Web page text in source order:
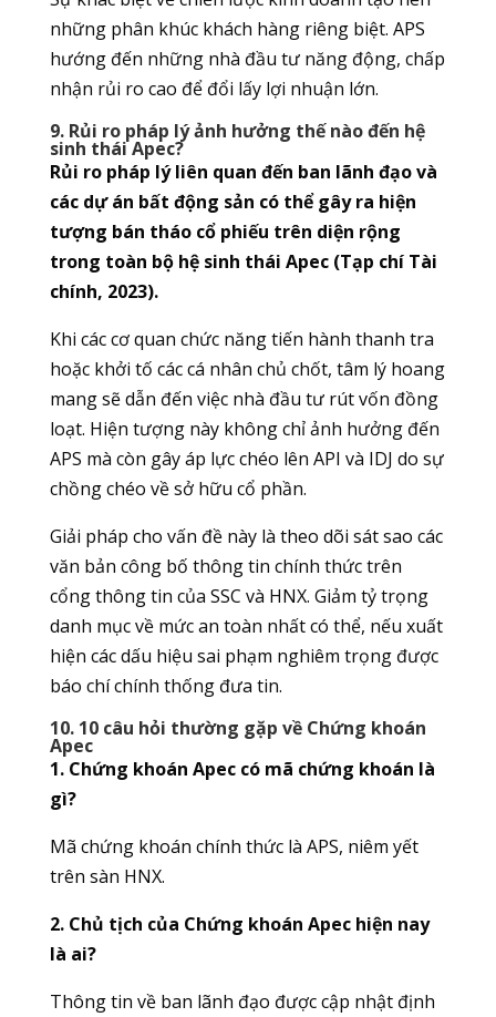
những phân khúc khách hàng riêng biệt. APS
hướng đến những nhà đầu tư năng động, chấp
nhận rủi ro cao để đổi lấy lợi nhuận lớn.
9. Rủi ro pháp lý ảnh hưởng thế nào đến hệ
sinh thái Apec?
Rủi ro pháp lý liên quan đến ban lãnh đạo và
các dự án bất động sản có thể gây ra hiện
tượng bán tháo cổ phiếu trên diện rộng
trong toàn bộ hệ sinh thái Apec (Tạp chí Tài
chính, 2023).
Khi các cơ quan chức năng tiến hành thanh tra
hoặc khởi tố các cá nhân chủ chốt, tâm lý hoang
mang sẽ dẫn đến việc nhà đầu tư rút vốn đồng
loạt. Hiện tượng này không chỉ ảnh hưởng đến
APS mà còn gây áp lực chéo lên API và IDJ do sự
chồng chéo về sở hữu cổ phần.
Giải pháp cho vấn đề này là theo dõi sát sao các
văn bản công bố thông tin chính thức trên
cổng thông tin của SSC và HNX. Giảm tỷ trọng
danh mục về mức an toàn nhất có thể, nếu xuất
hiện các dấu hiệu sai phạm nghiêm trọng được
báo chí chính thống đưa tin.
10. 10 câu hỏi thường gặp về Chứng khoán
Apec
1. Chứng khoán Apec có mã chứng khoán là
gì?
Mã chứng khoán chính thức là APS, niêm yết
trên sàn HNX.
2. Chủ tịch của Chứng khoán Apec hiện nay
là ai?
Thông tin về ban lãnh đạo được cập nhật định